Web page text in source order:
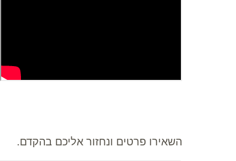
השאירו פרטים ונחזור אליכם בהקדם.